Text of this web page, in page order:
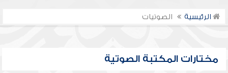
الرئيسية الصوتيات
مختارات المكتبة الصوتية